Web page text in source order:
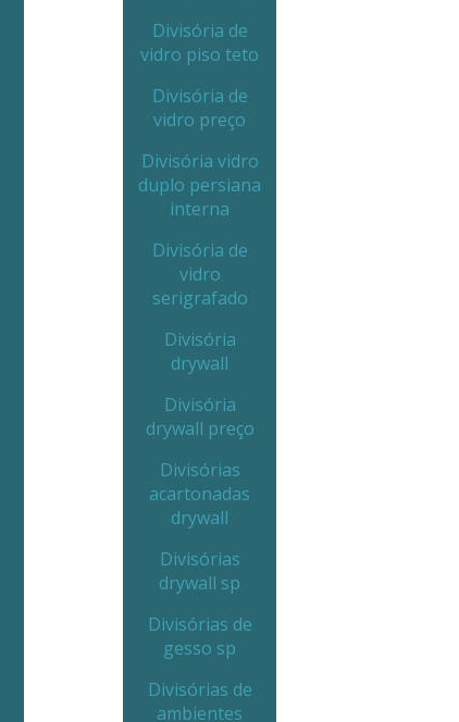
Divisória de
vidro piso teto
Divisória de
vidro preço
Divisória vidro
duplo persiana
interna
Divisória de
vidro
serigrafado
Divisória
drywall
Divisória
drywall preço
Divisórias
acartonadas
drywall
Divisórias
drywall sp
Divisórias de
gesso sp
Divisórias de
ambientes